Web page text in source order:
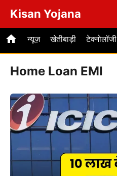
content
Kisan Yojana
न्यूज़ खेतीबाड़ी टेक्नोलॉजी
Home Loan EMI